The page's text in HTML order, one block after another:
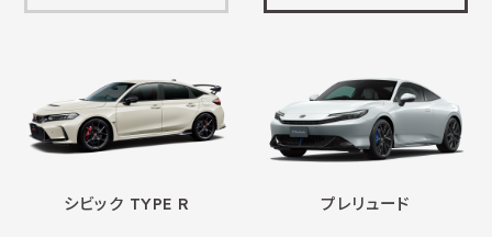
シビック TYPE R プレリュード